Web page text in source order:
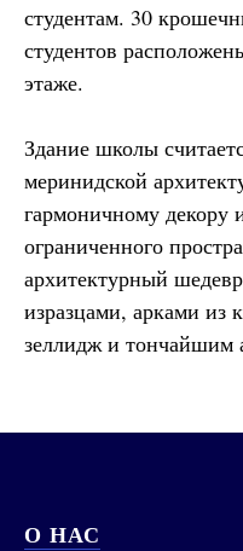
студентам. 30
студентов
этаже.
Здание школы
меринидской
гармоничному декору
ограниченного
архитектурный
изразцами, арками из
зеллидж и тончайшим
О НАС